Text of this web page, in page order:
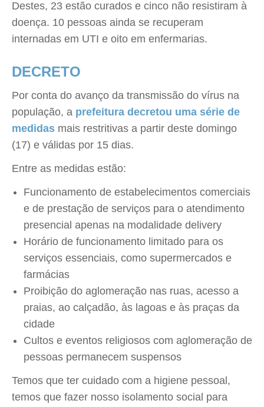
Destes, 23 estão curados e cinco não resistiram à
doença. 10 pessoas ainda se recuperam
internadas em UTI e oito em enfermarias.
DECRETO
Por conta do avanço da transmissão do vírus na
população, a prefeitura decretou uma série de
medidas mais restritivas a partir deste domingo
(17) e válidas por 15 dias.
Entre as medidas estão:
Funcionamento de estabelecimentos comerciais
e de prestação de serviços para o atendimento
presencial apenas na modalidade delivery
Horário de funcionamento limitado para os
serviços essenciais, como supermercados e
farmácias
Proibição do aglomeração nas ruas, acesso a
praias, ao calçadão, às lagoas e às praças da
cidade
Cultos e eventos religiosos com aglomeração de
pessoas permanecem suspensos
Temos que ter cuidado com a higiene pessoal,
temos que fazer nosso isolamento social para